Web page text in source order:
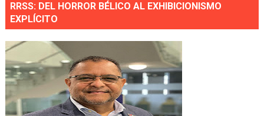
RRSS: DEL HORROR BÉLICO AL EXHIBICIONISMO
EXPLÍCITO